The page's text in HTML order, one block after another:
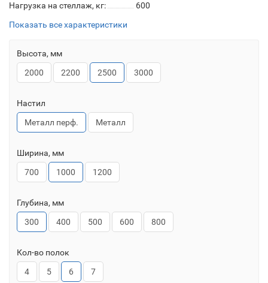
Нагрузка на стеллаж, кг:
600
Показать все характеристики
Высота, мм
2000
2200 2500 3000
Настил
Металл перф.
Металл
Ширина, мм
700
1000 1200
Глубина, мм
300
400 500 600 800
Кол-во полок
4
5 6 7